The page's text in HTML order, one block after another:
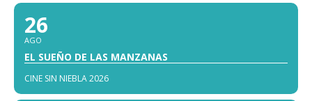
26
AGO
EL SUEÑO DE LAS MANZANAS
CINE SIN NIEBLA 2026